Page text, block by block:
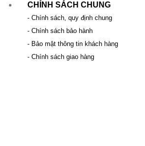
CHÍNH SÁCH CHUNG
- Chính sách, quy định chung
- Chính sách bảo hành
- Bảo mật thông tin khách hàng
- Chính sách giao hàng